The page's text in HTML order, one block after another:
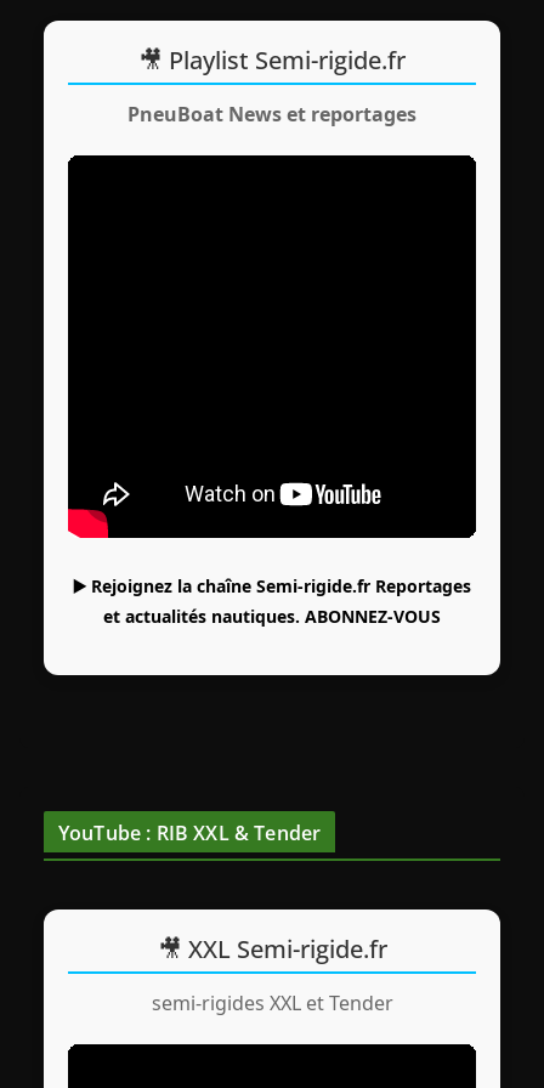
🎥 Playlist Semi-rigide.fr
PneuBoat News et reportages
▶️ Rejoignez la chaîne Semi-rigide.fr Reportages
et actualités nautiques. ABONNEZ-VOUS
YouTube : RIB XXL & Tender
🎥 XXL Semi-rigide.fr
semi-rigides XXL et Tender